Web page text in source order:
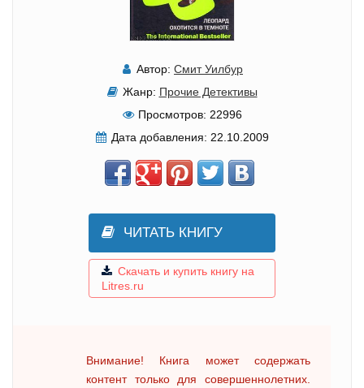
Автор: Смит Уилбур
Жанр: Прочие Детективы
Просмотров: 22996
Дата добавления: 22.10.2009
ЧИТАТЬ КНИГУ
Скачать и купить книгу на
Litres.ru
Внимание! Книга может содержать
контент только для совершеннолетних.